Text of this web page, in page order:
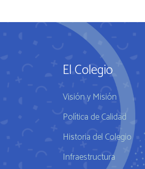
El Colegio
Visión y Misión
Política de Calidad
Historia del Colegio
Infraestructura